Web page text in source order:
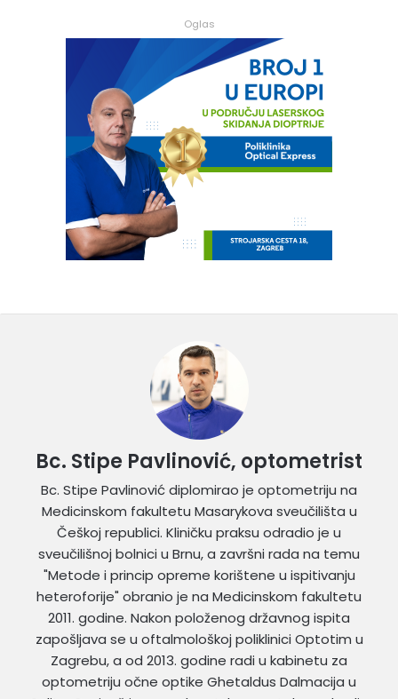
Oglas
Bc. Stipe Pavlinović, optometrist
Bc. Stipe Pavlinović diplomirao je optometriju na
Medicinskom fakultetu Masarykova sveučilišta u
Češkoj republici. Kliničku praksu odradio je u
sveučilišnoj bolnici u Brnu, a završni rada na temu
"Metode i princip opreme korištene u ispitivanju
heteroforije" obranio je na Medicinskom fakultetu
2011. godine. Nakon položenog državnog ispita
zapošljava se u oftalmološkoj poliklinici Optotim u
Zagrebu, a od 2013. godine radi u kabinetu za
optometriju očne optike Ghetaldus Dalmacija u